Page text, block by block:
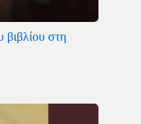
στη